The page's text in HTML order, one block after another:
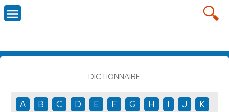
DICTIONNAIRE
A B C D E F G H I J
K